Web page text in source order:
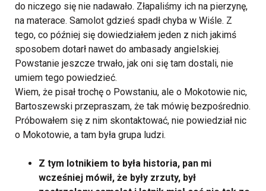
do niczego się nie nadawało. Złapaliśmy ich na pierzynę,
na materace. Samolot gdzieś spadł chyba w Wiśle. Z
tego, co później się dowiedziałem jeden z nich jakimś
sposobem dotarł nawet do ambasady angielskiej.
Powstanie jeszcze trwało, jak oni się tam dostali, nie
umiem tego powiedzieć.
Wiem, że pisał trochę o Powstaniu, ale o Mokotowie nic,
Bartoszewski przepraszam, że tak mówię bezpośrednio.
Próbowałem się z nim skontaktować, nie powiedział nic
o Mokotowie, a tam była grupa ludzi.
Z tym lotnikiem to była historia, pan mi
wcześniej mówił, że były zrzuty, był